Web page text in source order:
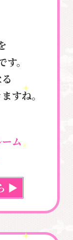
。
すね。
ム
▶